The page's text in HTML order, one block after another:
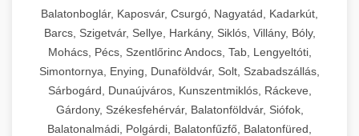
Balatonboglár, Kaposvár, Csurgó, Nagyatád, Kadarkút,
Barcs, Szigetvár, Sellye, Harkány, Siklós, Villány, Bóly,
Mohács, Pécs, Szentlőrinc Andocs, Tab, Lengyeltóti,
Simontornya, Enying, Dunaföldvár, Solt, Szabadszállás,
Sárbogárd, Dunaújváros, Kunszentmiklós, Ráckeve,
Gárdony, Székesfehérvár, Balatonföldvár, Siófok,
Balatonalmádi, Polgárdi, Balatonfűzfő, Balatonfüred,